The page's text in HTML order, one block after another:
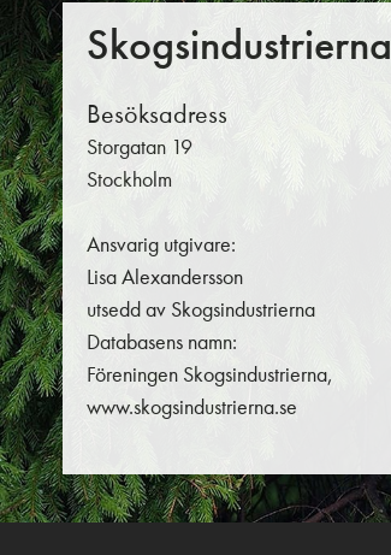
Skogsindustrierna
Besöksadress
Storgatan 19
Stockholm
Ansvarig utgivare:
Lisa Alexandersson
utsedd av Skogsindustrierna
Databasens namn:
Föreningen Skogsindustrierna,
www.skogsindustrierna.se